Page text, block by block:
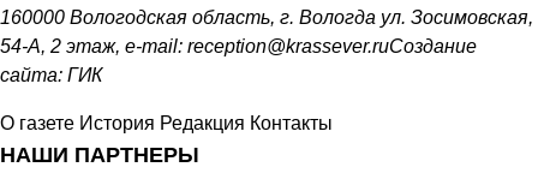
160000 Вологодская область, г. Вологда ул. Зосимовская,
54-А, 2 этаж, e-mail: reception@krassever.ruСоздание
сайта: ГИК
О газете История Редакция Контакты
НАШИ ПАРТНЕРЫ